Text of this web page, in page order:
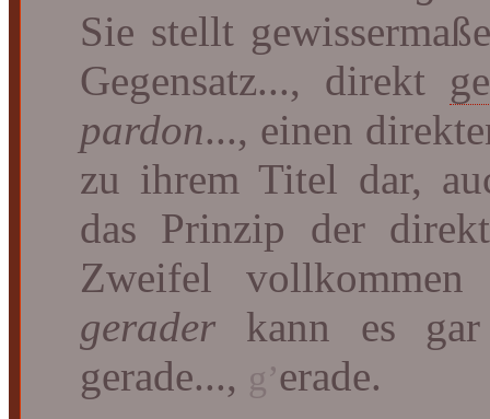
Sie stellt
Gegensatz..., direkt
pardon..., einen
zu ihrem Titel dar,
das Prinzip der
Zweifel
gerader kann es
gerade..., g’erade.